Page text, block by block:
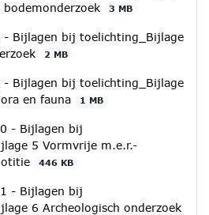
bodemonderzoek
3 MB
- Bijlagen bij toelichting_Bijlage
2 MB
- Bijlagen bij toelichting_Bijlage
en fauna
1 MB
- Bijlagen bij
5 Vormvrije m.e.r.-
446 KB
- Bijlagen bij
6 Archeologisch onderzoek